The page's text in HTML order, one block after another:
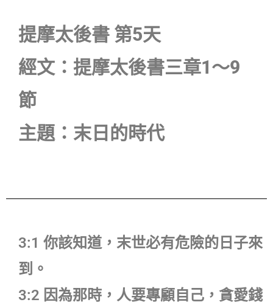
提摩太後書 第5天
經文：提摩太後書三章1〜9
節
主題：末日的時代
3:1 你該知道，末世必有危險的日子來
到。
3:2 因為那時，人要專顧自己，貪愛錢